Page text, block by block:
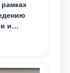
и
в